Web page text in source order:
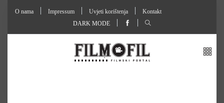
O nama Impressum Uvjeti korištenja
Kontakt
DARK MODE